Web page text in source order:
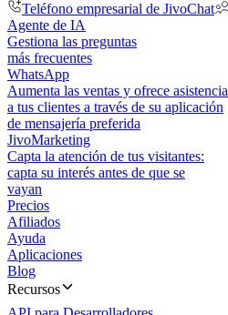
Teléfono empresarial de JivoChat
Agente de IA
Gestiona las preguntas
más frecuentes
WhatsApp
Aumenta las ventas y ofrece asistencia
a tus clientes a través de su aplicación
de mensajería preferida
JivoMarketing
Capta la atención de tus visitantes:
capta su interés antes de que se
vayan
Precios
Afiliados
Ayuda
Aplicaciones
Blog
Recursos